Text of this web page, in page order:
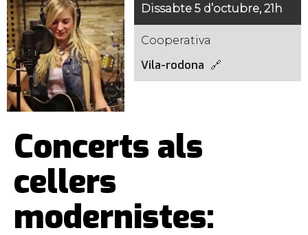
Dissabte 5 d’octubre, 21h
Cooperativa
Vila-rodona
Concerts als
cellers
modernistes: